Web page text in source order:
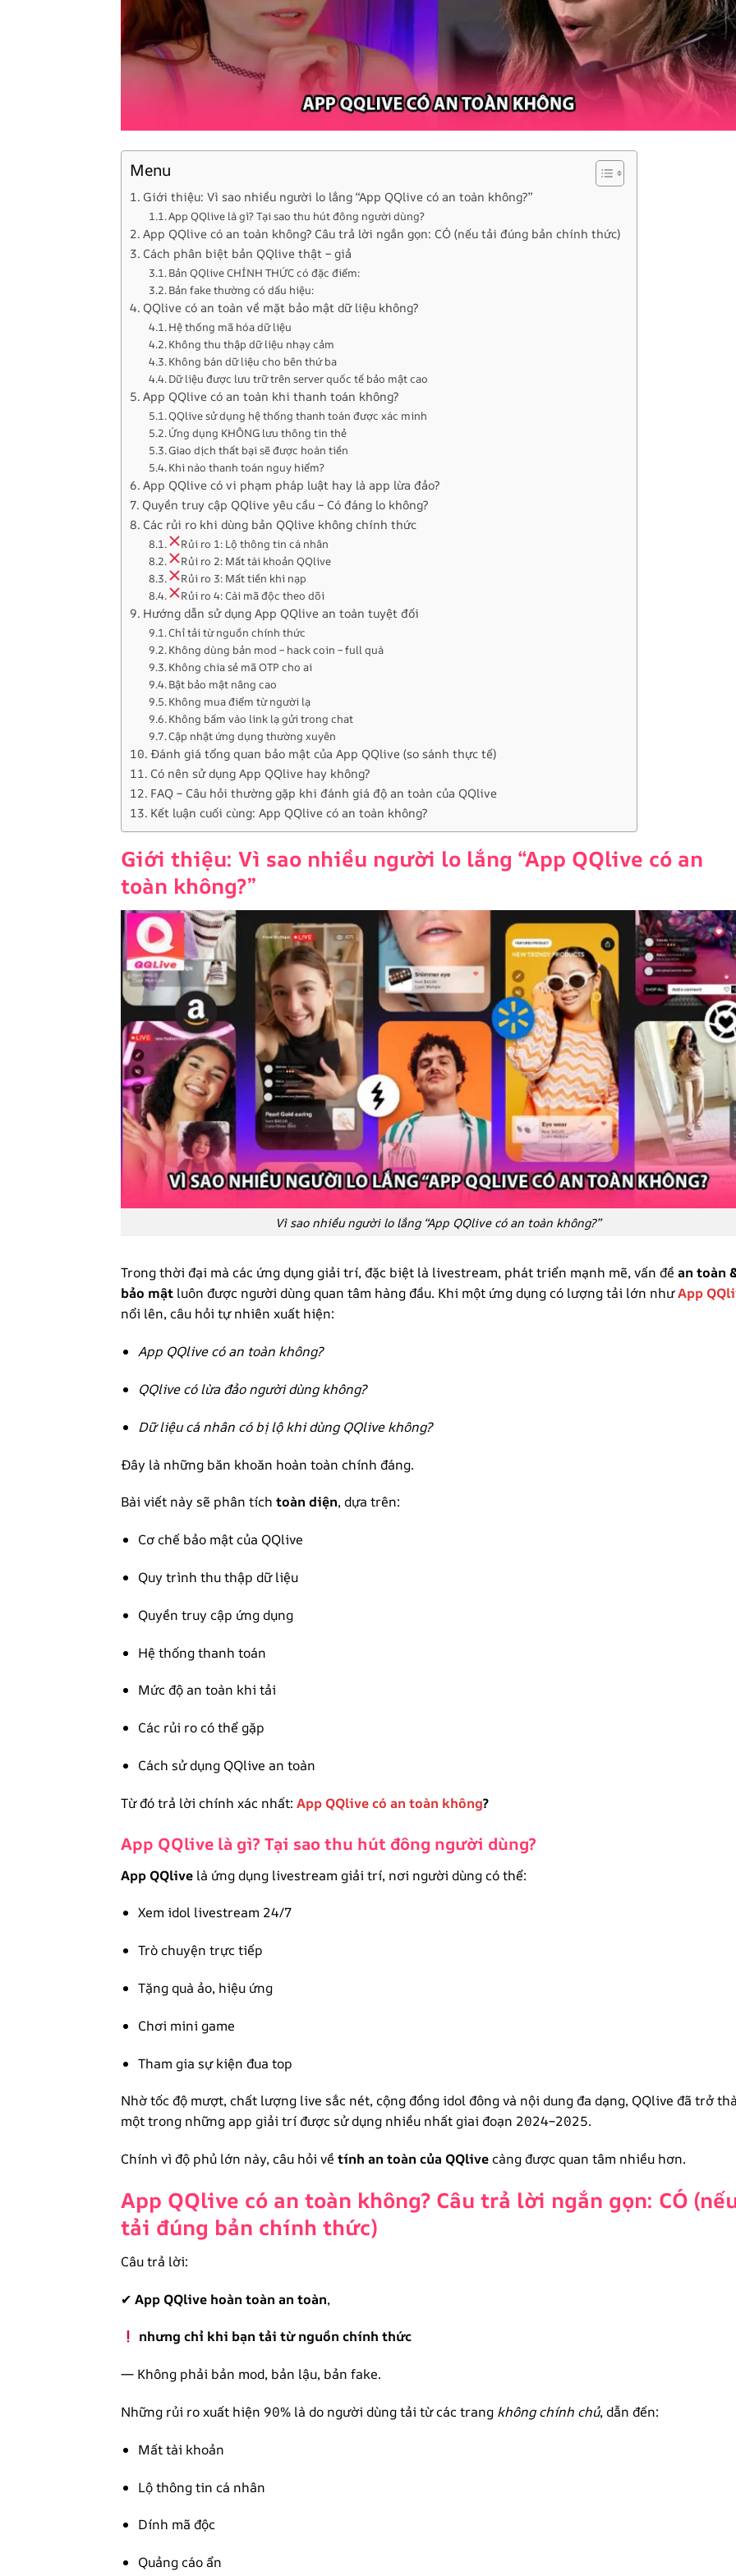
Menu
Giới thiệu: Vì sao nhiều người lo lắng “App QQlive có an toàn không?”
App QQlive là gì? Tại sao thu hút đông người dùng?
App QQlive có an toàn không? Câu trả lời ngắn gọn: CÓ (nếu tải đúng bản chính thức)
Cách phân biệt bản QQlive thật – giả
Bản QQlive CHÍNH THỨC có đặc điểm:
Bản fake thường có dấu hiệu:
QQlive có an toàn về mặt bảo mật dữ liệu không?
Hệ thống mã hóa dữ liệu
Không thu thập dữ liệu nhạy cảm
Không bán dữ liệu cho bên thứ ba
Dữ liệu được lưu trữ trên server quốc tế bảo mật cao
App QQlive có an toàn khi thanh toán không?
QQlive sử dụng hệ thống thanh toán được xác minh
Ứng dụng KHÔNG lưu thông tin thẻ
Giao dịch thất bại sẽ được hoàn tiền
Khi nào thanh toán nguy hiểm?
App QQlive có vi phạm pháp luật hay là app lừa đảo?
Quyền truy cập QQlive yêu cầu – Có đáng lo không?
Các rủi ro khi dùng bản QQlive không chính thức
Rủi ro 1: Lộ thông tin cá nhân
Rủi ro 2: Mất tài khoản QQlive
Rủi ro 3: Mất tiền khi nạp
Rủi ro 4: Cài mã độc theo dõi
Hướng dẫn sử dụng App QQlive an toàn tuyệt đối
Chỉ tải từ nguồn chính thức
Không dùng bản mod – hack coin – full quà
Không chia sẻ mã OTP cho ai
Bật bảo mật nâng cao
Không mua điểm từ người lạ
Không bấm vào link lạ gửi trong chat
Cập nhật ứng dụng thường xuyên
Đánh giá tổng quan bảo mật của App QQlive (so sánh thực tế)
Có nên sử dụng App QQlive hay không?
FAQ – Câu hỏi thường gặp khi đánh giá độ an toàn của QQlive
Kết luận cuối cùng: App QQlive có an toàn không?
Giới thiệu: Vì sao nhiều người lo lắng “App QQlive có an
toàn không?”
Vì sao nhiều người lo lắng “App QQlive có an toàn không?”
Trong thời đại mà các ứng dụng giải trí, đặc biệt là livestream, phát triển mạnh mẽ, vấn đề an toàn
bảo mật luôn được người dùng quan tâm hàng đầu. Khi một ứng dụng có lượng tải lớn nhưApp
nổi lên, câu hỏi tự nhiên xuất hiện:
App QQlive có an toàn không?
QQlive có lừa đảo người dùng không?
Dữ liệu cá nhân có bị lộ khi dùng QQlive không?
Đây là những băn khoăn hoàn toàn chính đáng.
Bài viết này sẽ phân tích toàn diện, dựa trên:
Cơ chế bảo mật của QQlive
Quy trình thu thập dữ liệu
Quyền truy cập ứng dụng
Hệ thống thanh toán
Mức độ an toàn khi tải
Các rủi ro có thể gặp
Cách sử dụng QQlive an toàn
Từ đó trả lời chính xác nhất: App QQlive có an toàn không?
App QQlive là gì? Tại sao thu hút đông người dùng?
App QQlive là ứng dụng livestream giải trí, nơi người dùng có thể:
Xem idol livestream 24/7
Trò chuyện trực tiếp
Tặng quà ảo, hiệu ứng
Chơi mini game
Tham gia sự kiện đua top
Nhờ tốc độ mượt, chất lượng live sắc nét, cộng đồng idol đông và nội dung đa dạng, QQlive đã trở
một trong những app giải trí được sử dụng nhiều nhất giai đoạn 2024–2025.
Chính vì độ phủ lớn này, câu hỏi về tính an toàn của QQlivecàng được quan tâm nhiều hơn.
App QQlive có an toàn không? Câu trả lời ngắn gọn: CÓ
tải đúng bản chính thức)
Câu trả lời:
✔ App QQlive hoàn toàn an toàn,
nhưng chỉ khi bạn tải từ nguồn chính thức
— Không phải bản mod, bản lậu, bản fake.
Những rủi ro xuất hiện 90% là do người dùng tải từ các trang không chính chủ, dẫn đến:
Mất tài khoản
Lộ thông tin cá nhân
Dính mã độc
Quảng cáo ẩn